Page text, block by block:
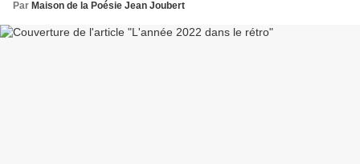
Par Maison de la Poésie Jean Joubert